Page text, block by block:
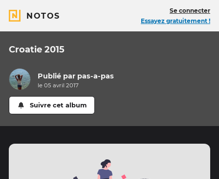
NOTOS
Se connecter
Essayez gratuitement !
Croatie 2015
Publié par pas-a-pas
le 05 avril 2017
Suivre cet album